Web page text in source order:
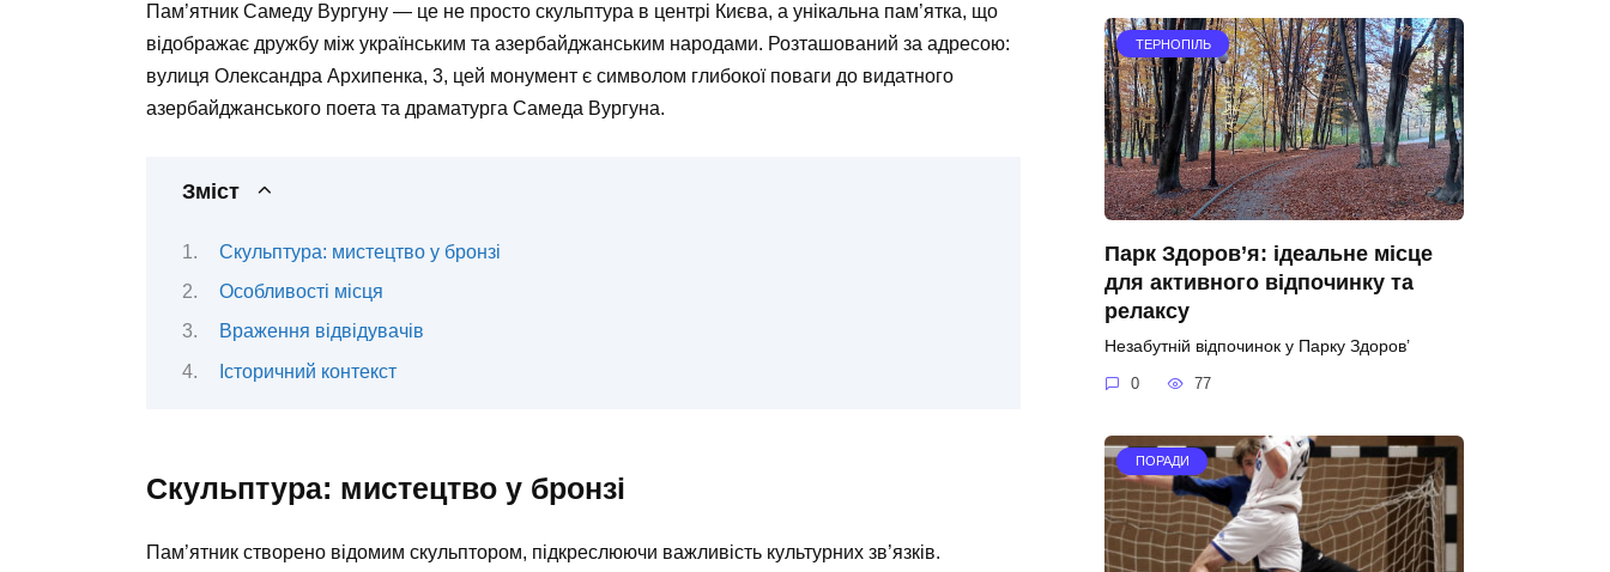
Пам’ятник Самеду Вургуну — це не просто скульптура в центрі Києва, а унікальна пам’ятка, що
відображає дружбу між українським та азербайджанським народами. Розташований за адресою:
вулиця Олександра Архипенка, 3, цей монумент є символом глибокої поваги до видатного
азербайджанського поета та драматурга Самеда Вургуна.
Зміст
Скульптура: мистецтво у бронзі
Особливості місця
Враження відвідувачів
Історичний контекст
Скульптура: мистецтво у бронзі
Пам’ятник створено відомим скульптором, підкреслюючи важливість культурних зв’язків.
ТЕРНОПІЛЬ
Парк Здоров’я: ідеальне місце
для активного відпочинку та
релаксу
Незабутній відпочинок у Парку Здоров’
0 77
ПОРАДИ